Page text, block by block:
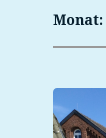
Monat: